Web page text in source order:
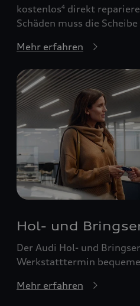
kostenlos4 direkt
Schäden muss die
Mehr erfahren
Hol- und
Der Audi Hol- und
Werkstatttermin
Mehr erfahren